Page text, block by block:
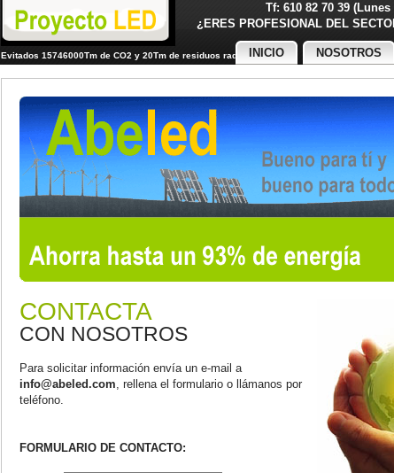
Tf: 610 82 70 39
¿ERES PROFESIONAL DEL
Evitados 15746000Tm de CO2 y 20Tm de residuos radiactivos
INICIO NOSOTROS
CONTACTA
CON NOSOTROS
Para solicitar información envía un e-mail a
info@abeled.com, rellena el formulario o llámanos por
teléfono.
FORMULARIO DE CONTACTO: